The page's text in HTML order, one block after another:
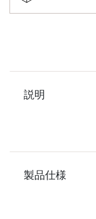
説明
製品仕様